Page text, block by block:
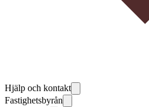
Hjälp och kontakt
Fastighetsbyrån